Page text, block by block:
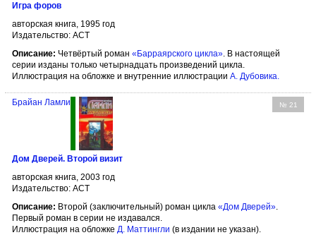
Игра форов
авторская книга, 1995 год
Издательство: АСТ
Описание: Четвёртый роман «Барраярского цикла». В настоящей
серии изданы только четырнадцать произведений цикла.
Иллюстрация на обложке и внутренние иллюстрации А. Дубовика.
№ 21
Брайан Ламли
Дом Дверей. Второй визит
авторская книга, 2003 год
Издательство: АСТ
Описание: Второй (заключительный) роман цикла «Дом Дверей»
Первый роман в серии не издавался.
Иллюстрация на обложке Д. Маттингли (в издании не указан).